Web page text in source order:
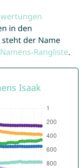
in den
der Name
Rangliste.